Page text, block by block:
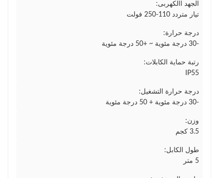
الجهد االكهربى:
تيار متردد 110-250 فولت
درجة حرارة:
-30 درجة مئوية ~ +50 درجة مئوية
رتبة حماية الكابلات:
IP55
درجة حرارة التشغيل:
-30 درجة مئوية + 50 درجة مئوية
وزن:
3.5 كجم
طول الكابل:
5 متر